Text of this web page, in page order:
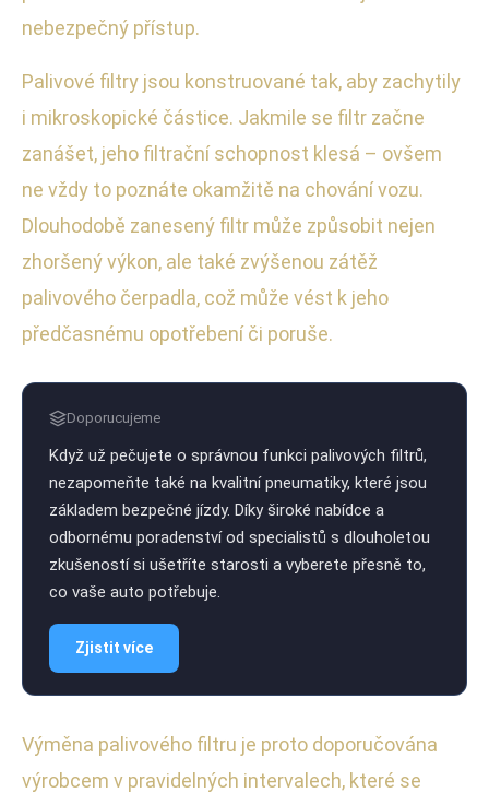
nebezpečný přístup.
Palivové filtry jsou konstruované tak, aby zachytily
i mikroskopické částice. Jakmile se filtr začne
zanášet, jeho filtrační schopnost klesá – ovšem
ne vždy to poznáte okamžitě na chování vozu.
Dlouhodobě zanesený filtr může způsobit nejen
zhoršený výkon, ale také zvýšenou zátěž
palivového čerpadla, což může vést k jeho
předčasnému opotřebení či poruše.
Doporucujeme
Když už pečujete o správnou funkci palivových filtrů,
nezapomeňte také na kvalitní pneumatiky, které jsou
základem bezpečné jízdy. Díky široké nabídce a
odbornému poradenství od specialistů s dlouholetou
zkušeností si ušetříte starosti a vyberete přesně to,
co vaše auto potřebuje.
Zjistit více
Výměna palivového filtru je proto doporučována
výrobcem v pravidelných intervalech, které se